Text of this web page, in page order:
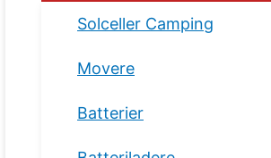
Solceller Camping
Movere
Batterier